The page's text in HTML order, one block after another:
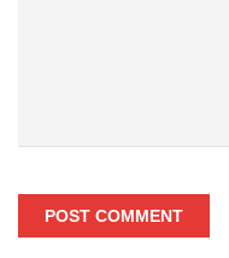
POST COMMENT